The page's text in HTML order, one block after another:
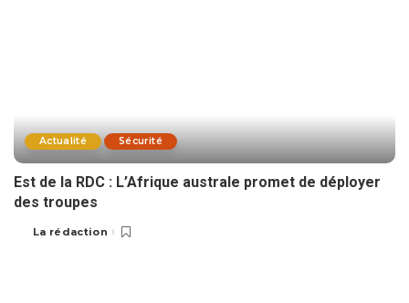
Actualité Sécurité
Est de la RDC : L’Afrique australe promet de déployer
des troupes
La rédaction